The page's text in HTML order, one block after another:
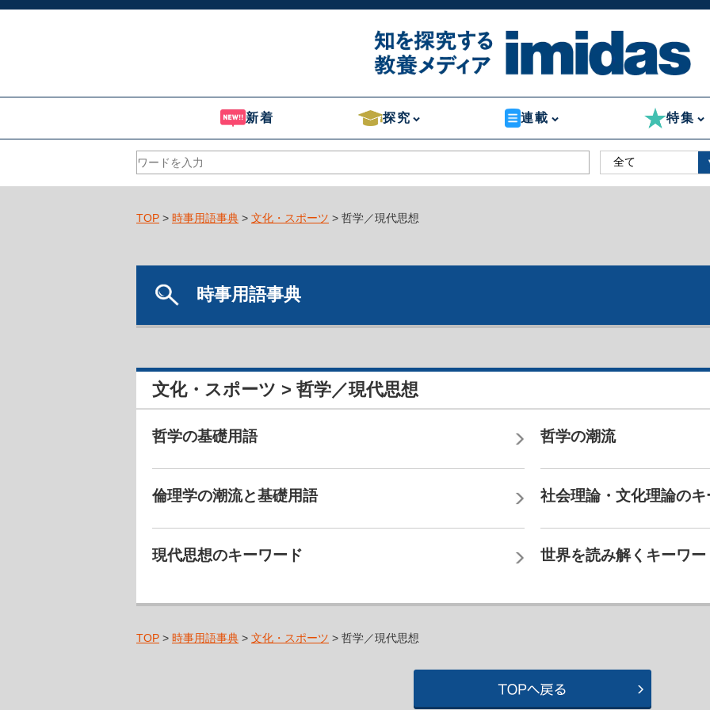
新着 探究 連載 特集
TOP > 時事用語事典 > 文化・スポーツ > 哲学／現代思想
時事用語事典
文化・スポーツ > 哲学／現代思想
哲学の基礎用語 哲学の潮流
倫理学の潮流と基礎用語 社会理論・文化理論のキ
現代思想のキーワード 世界を読み解くキーワー
TOP > 時事用語事典 > 文化・スポーツ > 哲学／現代思想